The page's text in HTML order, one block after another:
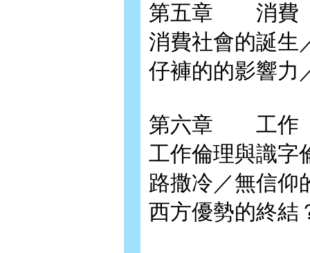
第五章 消費
消費社會的誕生
仔褲的的影響力
第六章 工作
工作倫理與識字
路撒冷／無信仰
西方優勢的終結